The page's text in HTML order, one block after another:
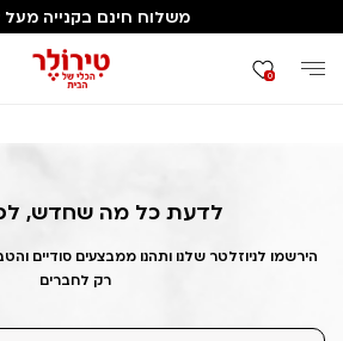
משלוח חינם בקנייה מעל ₪199
0
דף הבית 2025/09/24 1758695980
לדעת כל מה שחדש,
הירשמו לניוזלטר שלנו ותהנו ממבצעים סודיים
רק לחברים